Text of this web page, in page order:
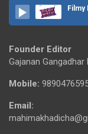
Filmy
Founder Editor
Gajanan Gangadhar
Mobile:
Email: